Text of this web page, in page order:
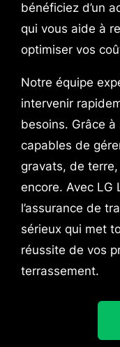
bénéficiez d’un
qui vous aide à
optimiser vos
Notre équipe
intervenir
besoins. Grâce
capables de
gravats, de
encore. Avec LG
l’assurance de
sérieux qui met
réussite de vos
terrassement.